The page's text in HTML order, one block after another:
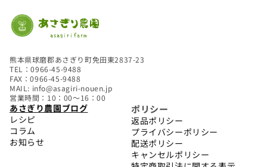
熊本県球磨郡あさぎり町免田東2837-23
TEL：0966-45-9488
FAX：0966-45-9488
MAIL: info@asagiri-nouen.jp
営業時間：10：00～16：00
あさぎり農園ブログ
レシピ
コラム
お知らせ
ポリシー
返品ポリシー
プライバシーポリシー
配送ポリシー
キャンセルポリシー